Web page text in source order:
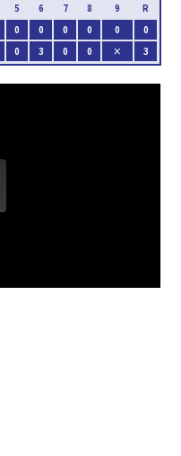
0 0 0 0 0
0
0 3 0 0 × 3